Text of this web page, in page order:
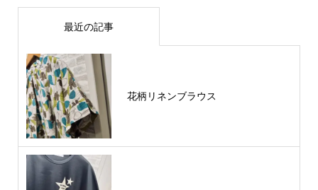
最近の記事
花柄リネンブラウス